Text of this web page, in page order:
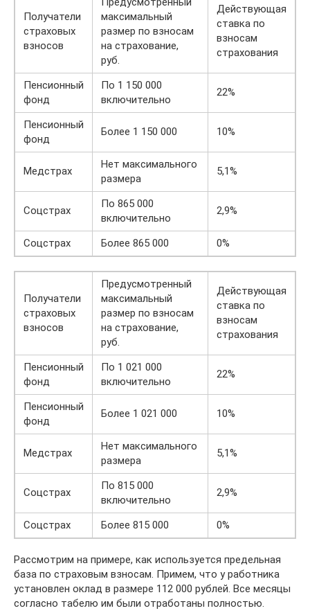
Получатели
страховых
взносов
максимальный
размер по взносам
на страхование,
руб.
Действующая
ставка по
взносам
страхования
Пенсионный
фонд
По 1 150 000
включительно
22%
Пенсионный
фонд
Более 1 150 000 10%
Медстрах
Нет максимального
размера
5,1%
Соцстрах
По 865 000
включительно
2,9%
Соцстрах Более 865 000 0%
Получатели
страховых
взносов
Предусмотренный
максимальный
размер по взносам
на страхование,
руб.
Действующая
ставка по
взносам
страхования
Пенсионный
фонд
По 1 021 000
включительно
22%
Пенсионный
фонд
Более 1 021 000 10%
Медстрах
Нет максимального
размера
5,1%
Соцстрах
По 815 000
включительно
2,9%
Соцстрах Более 815 000 0%
Рассмотрим на примере, как используется предельная
база по страховым взносам. Примем, что у работника
установлен оклад в размере 112 000 рублей. Все месяцы
согласно табелю им были отработаны полностью.